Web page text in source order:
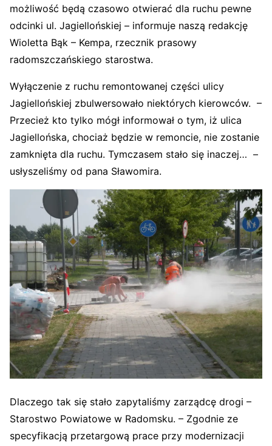
możliwość będą czasowo otwierać dla ruchu pewne
odcinki ul. Jagiellońskiej – informuje naszą redakcję
Wioletta Bąk – Kempa, rzecznik prasowy
radomszczańskiego starostwa.
Wyłączenie z ruchu remontowanej części ulicy
Jagiellońskiej zbulwersowało niektórych kierowców. –
Przecież kto tylko mógł informował o tym, iż ulica
Jagiellońska, chociaż będzie w remoncie, nie zostanie
zamknięta dla ruchu. Tymczasem stało się inaczej… –
usłyszeliśmy od pana Sławomira.
Dlaczego tak się stało zapytaliśmy zarządcę drogi –
Starostwo Powiatowe w Radomsku. – Zgodnie ze
specyfikacją przetargową prace przy modernizacji